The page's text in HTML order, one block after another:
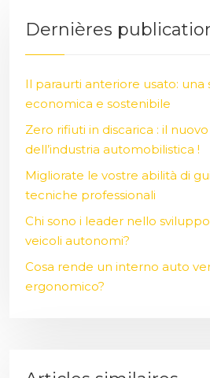
Dernières
Il paraurti anteriore usato: una
economica e sostenibile
Zero rifiuti in discarica : il
dell’industria automobilistica !
Migliorate le vostre abilità di
tecniche professionali
Chi sono i leader nello
veicoli autonomi?
Cosa rende un interno auto
ergonomico?